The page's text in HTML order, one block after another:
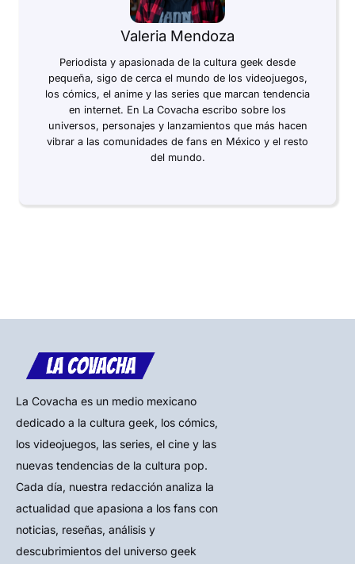
Valeria Mendoza
Periodista y apasionada de la cultura geek desde
pequeña, sigo de cerca el mundo de los videojuegos,
los cómics, el anime y las series que marcan tendencia
en internet. En La Covacha escribo sobre los
universos, personajes y lanzamientos que más hacen
vibrar a las comunidades de fans en México y el resto
del mundo.
La Covacha es un medio mexicano
dedicado a la cultura geek, los cómics,
los videojuegos, las series, el cine y las
nuevas tendencias de la cultura pop.
Cada día, nuestra redacción analiza la
actualidad que apasiona a los fans con
noticias, reseñas, análisis y
descubrimientos del universo geek